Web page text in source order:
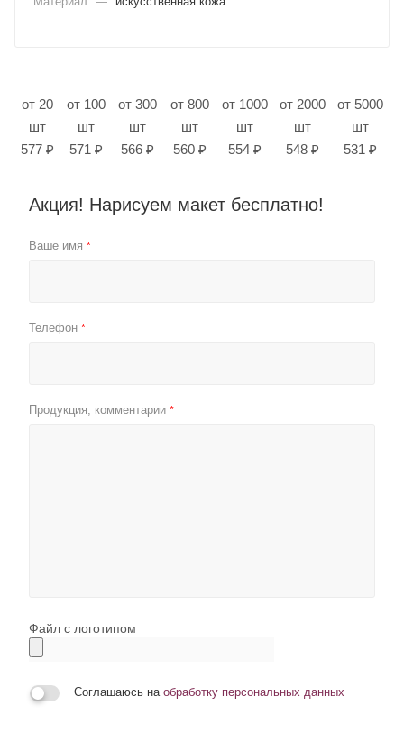
от 20
шт
577 ₽
от 100
шт
571 ₽
от 300
шт
566 ₽
от 800
шт
560 ₽
от 1000
шт
554 ₽
от 2000
шт
548 ₽
от 5000
шт
531 ₽
Акция! Нарисуем макет бесплатно!
Ваше имя *
Телефон *
Продукция, комментарии *
Файл с логотипом
Соглашаюсь на обработку персональных данных